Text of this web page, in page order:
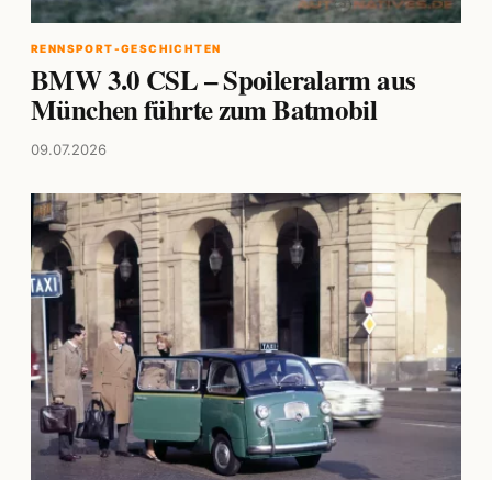
RENNSPORT-GESCHICHTEN
BMW 3.0 CSL – Spoileralarm aus
München führte zum Batmobil
09.07.2026